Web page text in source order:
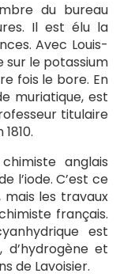
du bureau
Il est élu la
Avec Louis-
sur le potassium
fois le bore. En
muriatique, est
titulaire
anglais
l’iode. C’est ce
les travaux
français.
est
et
de Lavoisier.